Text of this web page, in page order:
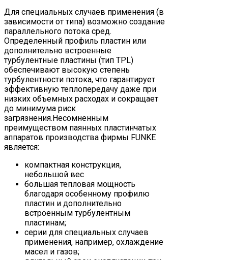
Для специальных случаев применения (в
зависимости от типа) возможно создание
параллельного потока сред.
Определенный профиль пластин или
дополнительно встроенные
турбулентные пластины (тип TPL)
обеспечивают высокую степень
турбулентности потока, что гарантирует
эффективную теплопередачу даже при
низких объемных расходах и сокращает
до минимума риск
загрязнения.Несомненным
преимуществом паянных пластинчатых
аппаратов производства фирмы FUNKE
является:
компактная конструкция,
небольшой вес
большая тепловая мощность
благодаря особенному профилю
пластин и дополнительно
встроенным турбулентным
пластинам;
серии для специальных случаев
применения, например, охлаждение
масел и газов;